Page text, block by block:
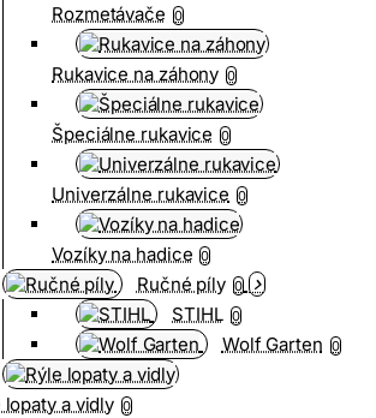
Rozmetávače 0
Rukavice na záhony 0
Špeciálne rukavice 0
Univerzálne rukavice 0
Vozíky na hadice 0
Ručné píly 0
STIHL 0
Wolf Garten 0
lopaty a vidly 0